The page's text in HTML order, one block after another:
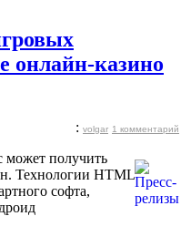
онлайн-казино
: volgar 1 комментарий
может получить
Технологии HTML
софта,